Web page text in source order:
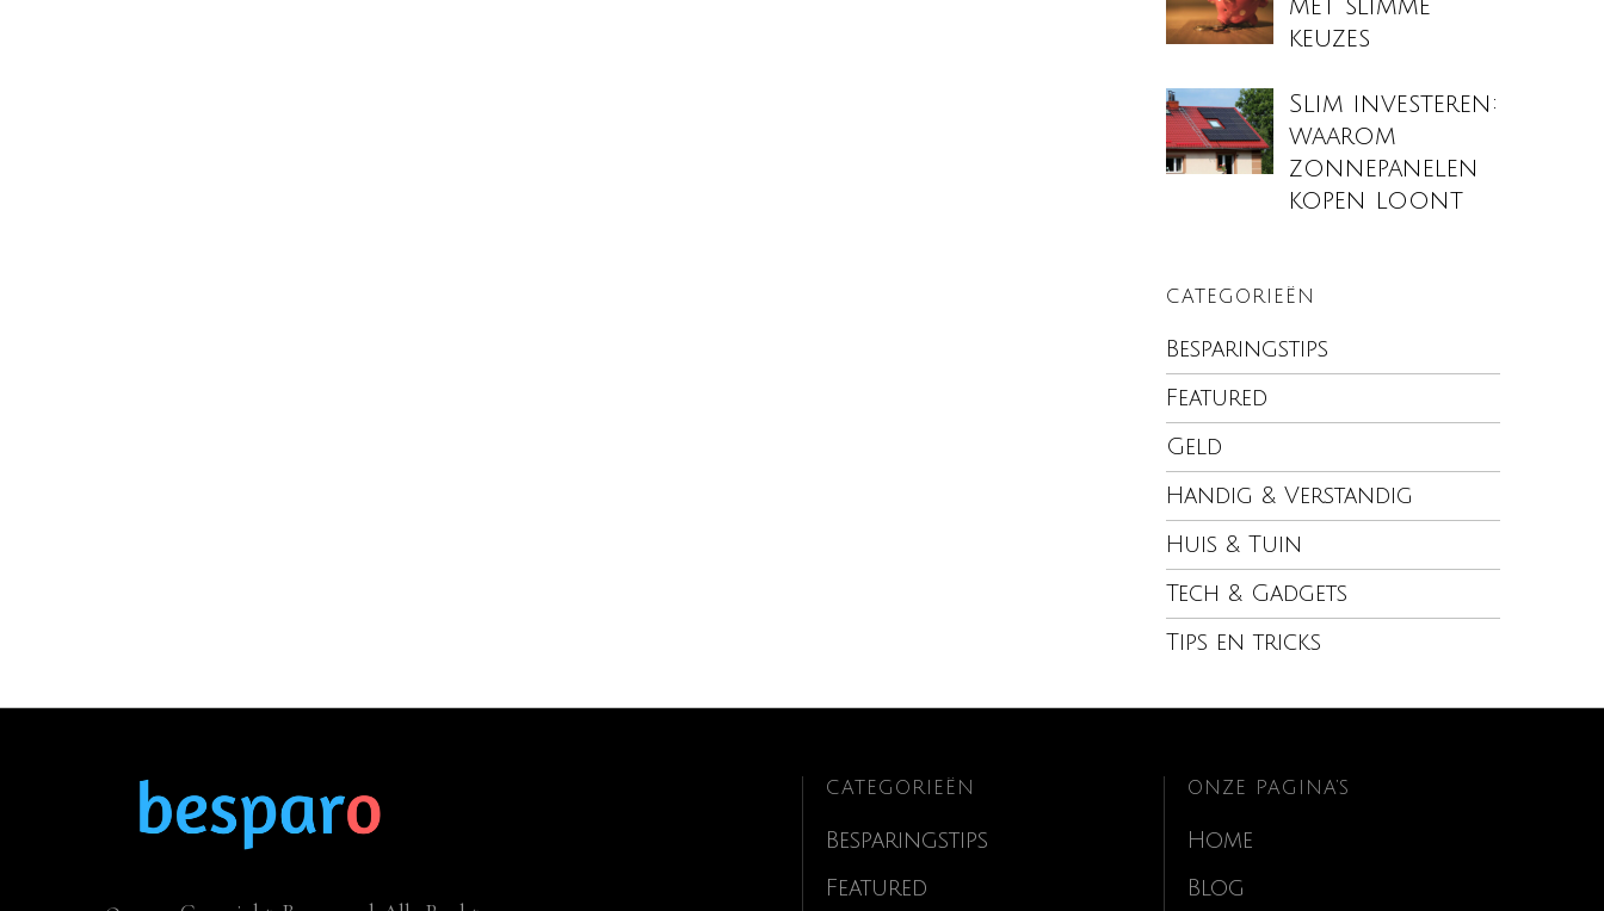
met slimme
keuzes
Slim investeren:
waarom
zonnepanelen
kopen loont
CATEGORIEËN
Besparingstips
Featured
Geld
Handig & Verstandig
Huis & Tuin
Tech & Gadgets
Tips en tricks
CATEGORIEËN
Besparingstips
Featured
ONZE PAGINA’S
Home
Blog